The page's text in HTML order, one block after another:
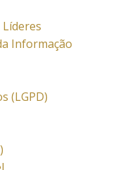
Informação
(LGPD)